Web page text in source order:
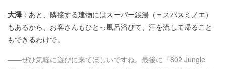
大澤：あと、隣接する建物にはスーパー銭湯（＝スパスミノエ）
もあるから、お客さんもひとっ風呂浴びて、汗を流して帰ること
もできるわけで。
――ぜひ気軽に遊びに来てほしいですね。最後に『802 Jungle